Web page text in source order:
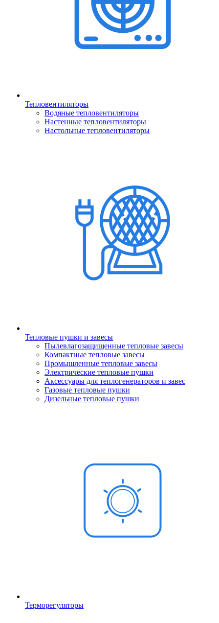
Тепловентиляторы
Водяные тепловентиляторы
Настенные тепловентиляторы
Настольные тепловентиляторы
Тепловые пушки и завесы
Пылевлагозащищенные тепловые завесы
Компактные тепловые завесы
Промышленные тепловые завесы
Электрические тепловые пушки
Аксессуары для теплогенераторов и завес
Газовые тепловые пушки
Дизельные тепловые пушки
Терморегуляторы